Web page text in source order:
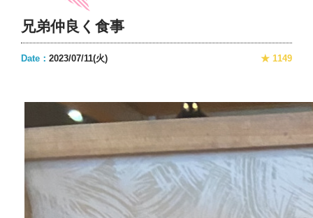
兄弟仲良く食事
Date：2023/07/11(火) ★ 1149